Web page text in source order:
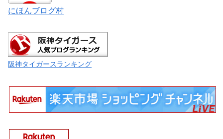
にほんブログ村
阪神タイガースランキング